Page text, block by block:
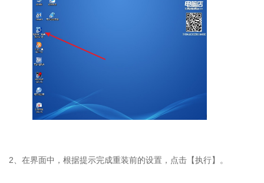
2 、在界面中，根据提示完成重装前的设置，点击【执行】。